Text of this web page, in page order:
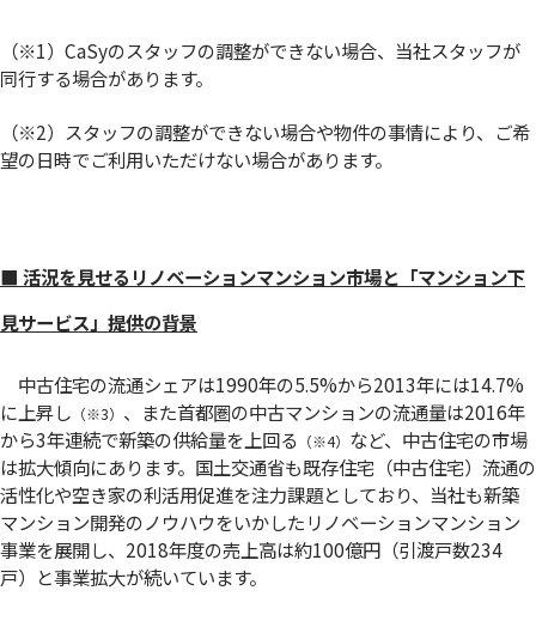
（※1）CaSyのスタッフの調整ができない場合、当社スタッフが
同行する場合があります。
（※2）スタッフの調整ができない場合や物件の事情により、ご希
望の日時でご利用いただけない場合があります。
■ 活況を見せるリノベーションマンション市場と「マンション下
見サービス」提供の背景
中古住宅の流通シェアは1990年の5.5%から2013年には14.7%
に上昇し （※3） 、また首都圏の中古マンションの流通量は2016年
から3年連続で新築の供給量を上回る （※4） など、中古住宅の市場
は拡大傾向にあります。国土交通省も既存住宅（中古住宅）流通の
活性化や空き家の利活用促進を注力課題としており、当社も新築
マンション開発のノウハウをいかしたリノベーションマンション
事業を展開し、2018年度の売上高は約100億円（引渡戸数234
戸）と事業拡大が続いています。